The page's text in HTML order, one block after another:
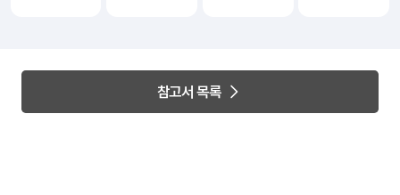
참고서 목록